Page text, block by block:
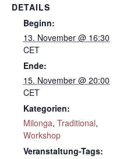
DETAILS
Beginn:
13. November @ 16:30
CET
Ende:
15. November @ 20:00
CET
Kategorien:
Milonga, Traditional,
Workshop
Veranstaltung-Tags: